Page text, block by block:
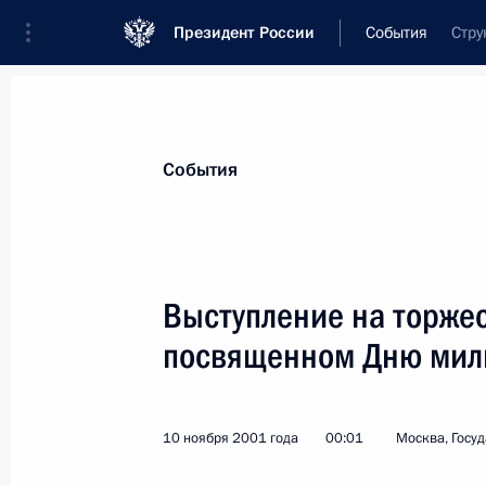
Президент России События
Новости
Послания Федеральному Собранию
Заявления по важнейшим вопросам
Речи и обращения
События
Выступление на
посвященном Дню
10 ноября 2001 года 00:01 Москва,